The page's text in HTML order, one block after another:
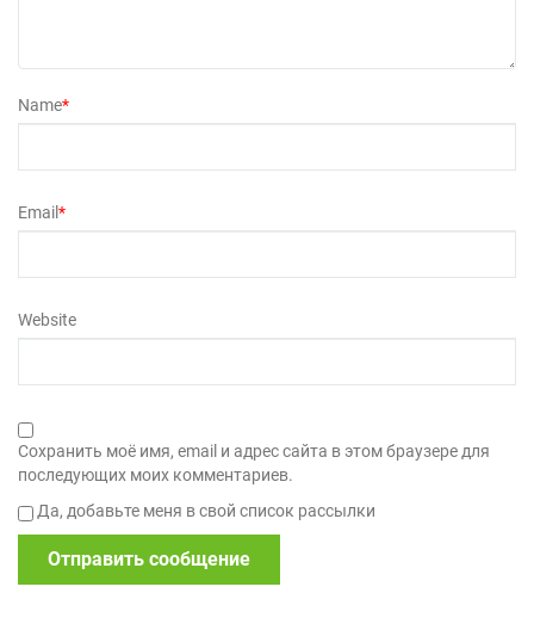
Name*
Email*
Website
Сохранить моё имя, email и адрес сайта в этом браузере для
последующих моих комментариев.
Да, добавьте меня в свой список рассылки